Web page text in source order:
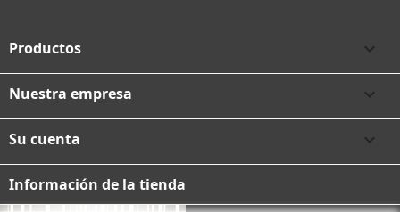
Productos 
Nuestra empresa 
Su cuenta 
Información de la tienda